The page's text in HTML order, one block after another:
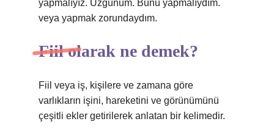
yapmalıyız. Üzgünüm. Bunu yapmalıydım.
veya yapmak zorundaydım.
Fiil olarak ne demek?
Fiil veya iş, kişilere ve zamana göre
varlıkların işini, hareketini ve görünümünü
çeşitli ekler getirilerek anlatan bir kelimedir.